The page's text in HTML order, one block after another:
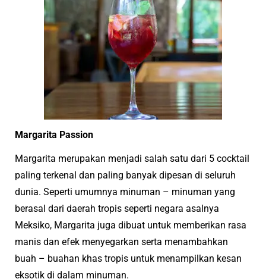
Margarita Passion
Margarita merupakan menjadi salah satu dari 5 cocktail
paling terkenal dan paling banyak dipesan di seluruh
dunia. Seperti umumnya minuman – minuman yang
berasal dari daerah tropis seperti negara asalnya
Meksiko, Margarita juga dibuat untuk memberikan rasa
manis dan efek menyegarkan serta menambahkan
buah – buahan khas tropis untuk menampilkan kesan
eksotik di dalam minuman.